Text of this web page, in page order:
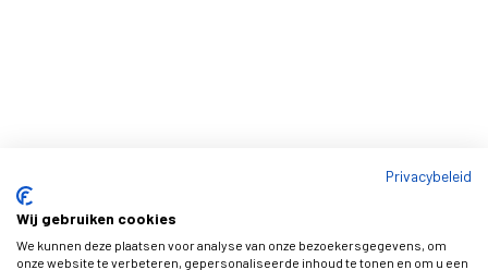
Privacybeleid
Wij gebruiken cookies
We kunnen deze plaatsen voor analyse van onze bezoekersgegevens, om
onze website te verbeteren, gepersonaliseerde inhoud te tonen en om u een